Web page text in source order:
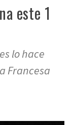
este 1
lo hace
Francesa